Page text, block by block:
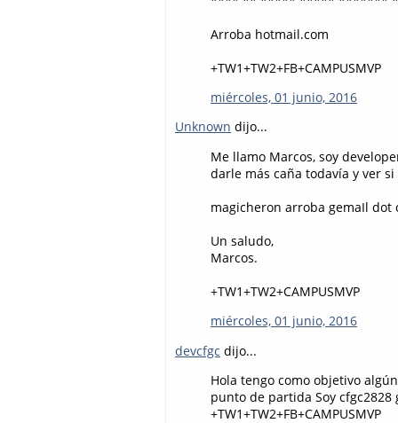
Arroba hotmail.com
+TW1+TW2+FB+CAMPUSMVP
miércoles, 01 junio, 2016
Unknown dijo...
Me llamo Marcos, soy
darle más caña todavía y ver
magicheron arroba gemaIl dot
Un saludo,
Marcos.
+TW1+TW2+CAMPUSMVP
miércoles, 01 junio, 2016
devcfgc dijo...
Hola tengo como objetivo
punto de partida Soy
+TW1+TW2+FB+CAMPUSMVP